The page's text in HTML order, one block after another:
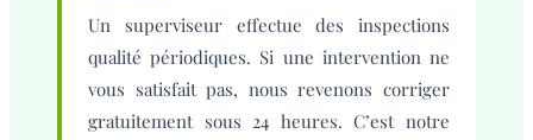
Un superviseur effectue des inspections
qualité périodiques. Si une intervention ne
vous satisfait pas, nous revenons corriger
gratuitement sous 24 heures. C’est notre